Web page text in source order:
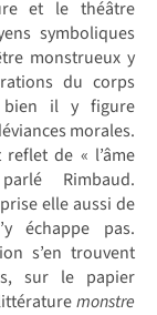
et le théâtre
symboliques
monstrueux y
du corps
bien il y figure
morales.
de « l’âme
Rimbaud.
elle aussi de
échappe pas.
s’en trouvent
sur le papier
monstre